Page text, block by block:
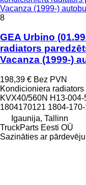
Vacanza (1999-)
8
GEA Urbino
radiators
Vacanza (1999-)
198,39 € Bez PVN
Kondicioniera radiators
KVX40/560N H13-
1804170121 1804-
Igaunija, Tallinn
TruckParts Eesti OÜ
Sazināties ar pārdevēju